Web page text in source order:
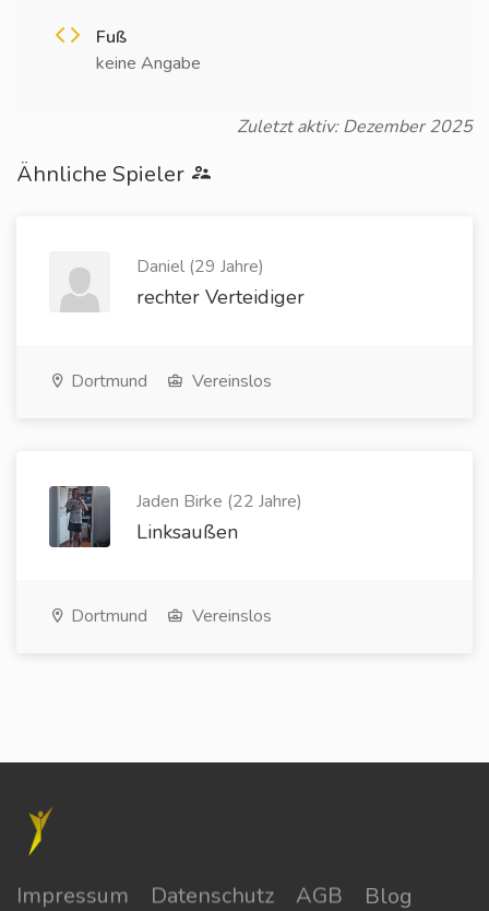
Fuß
keine Angabe
Zuletzt aktiv: Dezember 2025
Ähnliche Spieler
Daniel (29 Jahre)
rechter Verteidiger
Dortmund Vereinslos
Jaden Birke (22 Jahre)
Linksaußen
Dortmund Vereinslos
Impressum Datenschutz AGB Blog